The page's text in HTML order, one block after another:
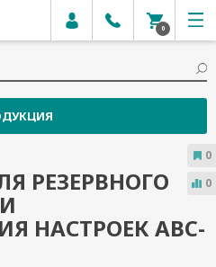
0
РЕЗЕРВНОГО
НАСТРОЕК ABC-
0
0